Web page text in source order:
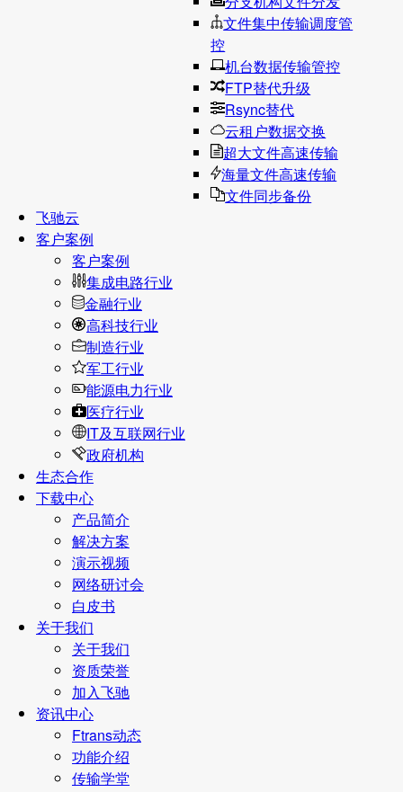
文件集中传输调度管
控
机台数据传输管控
FTP替代升级
Rsync替代
云租户数据交换
超大文件高速传输
海量文件高速传输
文件同步备份
飞驰云
客户案例
客户案例
集成电路行业
金融行业
高科技行业
制造行业
军工行业
能源电力行业
医疗行业
IT及互联网行业
政府机构
生态合作
下载中心
产品简介
解决方案
演示视频
网络研讨会
白皮书
关于我们
关于我们
资质荣誉
加入飞驰
资讯中心
Ftrans动态
功能介绍
传输学堂